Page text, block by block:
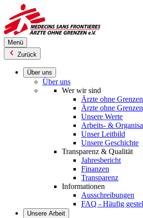
Direkt
zum
Inhalt
Menü
Zurück
Über uns
Über uns
Wer wir sind
Ärzte ohne
Ärzte ohne
Unsere Werte
Arbeits- &
Unser Leitbild
Unsere Geschichte
Transparenz & Qualität
Jahresbericht
Finanzen
Transparenz
Informationen
Ausschreibungen
FAQ - Häufig
Unsere Arbeit